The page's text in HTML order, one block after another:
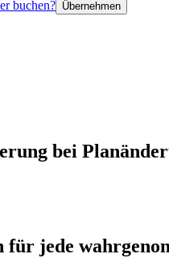
buchen? Übernehmen
bei
für jede